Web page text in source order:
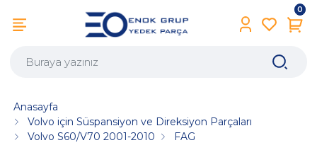
0
Anasayfa
Volvo için Süspansiyon ve Direksiyon Parçaları
Volvo S60/V70 2001-2010
FAG